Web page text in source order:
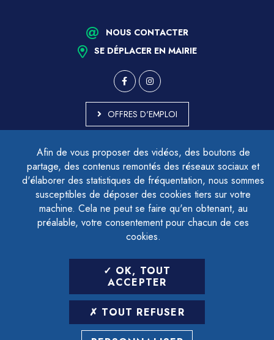
Afin de vous proposer des vidéos, des boutons de
partage, des contenus remontés des réseaux sociaux et
d'élaborer des statistiques de fréquentation, nous sommes
susceptibles de déposer des cookies tiers sur votre
machine. Cela ne peut se faire qu'en obtenant, au
préalable, votre consentement pour chacun de ces
cookies.
OK, TOUT
ACCEPTER
TOUT REFUSER
NOUS CONTACTER
SE DÉPLACER EN MAIRIE
OFFRES D'EMPLOI
ACCESSIBILITÉ - PARTIELLEMENT CONFORME
PLAN DU SITE
MENTIONS LÉGALES
CONTACTER LE DÉLÉGUÉ À LA PROTECTION DES DONNÉES
GESTION DES COOKIES
LETTRE D'INFORMATION
SAISIR VOTRE ADRESSE E-MAIL
POUR VOUS INSCRIRE :
ARCHIVES DÉSINSCRIPTION